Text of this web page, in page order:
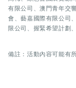
有限公司、澳門青年交
會、藝嘉國際有限公司
限公司、握緊希望計劃
備註：活動內容可能有